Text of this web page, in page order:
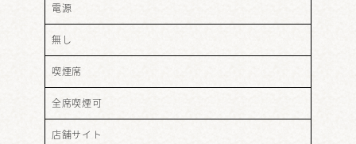
電源
無し
喫煙席
全席喫煙可
店舗サイト